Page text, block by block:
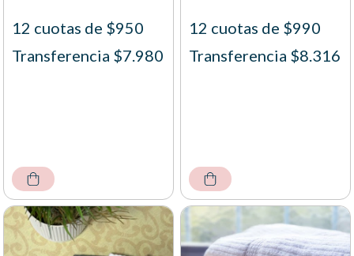
12 cuotas de $950
Transferencia $7.980
12 cuotas de $990
Transferencia $8.316